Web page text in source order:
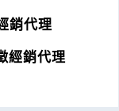
銷代理
經銷代理